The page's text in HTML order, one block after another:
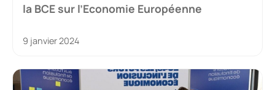
la BCE sur l’Economie Européenne
9 janvier 2024